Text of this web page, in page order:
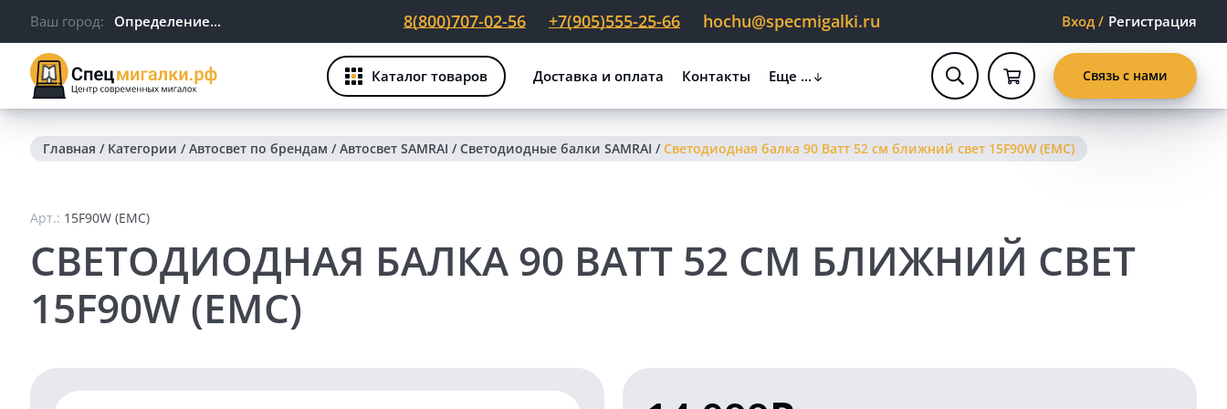
Ваш город: Определение... 8(800)707-02-56 +7(905)555-25-66 hochu@specmigalki.ru Вход / Регистрация
Каталог товаров Доставка и оплата Контакты Еще ... Связь с нами
Главная / Категории /Автосвет по брендам /Автосвет SAMRAI /Светодиодные балки SAMRAI /Светодиодная балка 90 Ватт 52 см ближний свет 15F90W (EMC)
Арт.: 15F90W (EMC)
СВЕТОДИОДНАЯ БАЛКА 90 ВАТТ 52 СМ БЛИЖНИЙ СВЕТ
15F90W (EMC)